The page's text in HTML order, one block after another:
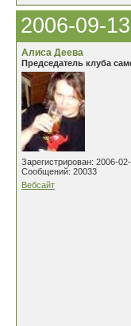
2006-09-
Алиса Деева
Председатель клуба
Зарегистрирован: 2006-
Сообщений: 20033
Вебсайт